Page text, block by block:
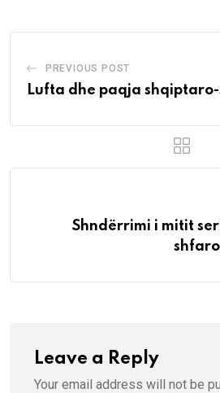
PREVIOUS POST
Lufta dhe paqja
Shndërrimi i mitit
Leave a Reply
Your email address will not be